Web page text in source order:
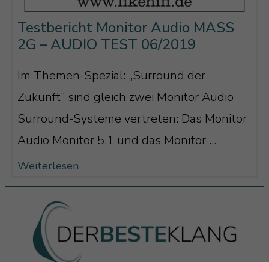
Testbericht Monitor Audio MASS
2G – AUDIO TEST 06/2019
Im Themen-Spezial: „Surround der
Zukunft“ sind gleich zwei Monitor Audio
Surround-Systeme vertreten: Das Monitor
Audio Monitor 5.1 und das Monitor ...
Weiterlesen